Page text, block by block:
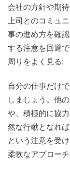
会社の方針や期
上司とのコミュ
事の進め方を確
する注意を回避で
周りをよく見る:
自分の仕事だけ
しましょう。他
や、積極的に協
然な行動となれ
という注意を受
柔軟なアプロー